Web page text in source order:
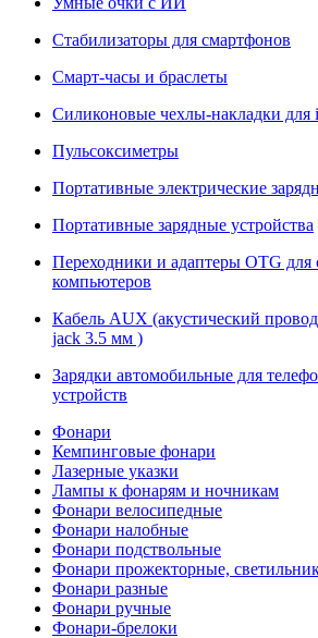
Стабилизаторы для смартфонов
Смарт-часы и браслеты
Силиконовые чехлы-накладки для
Пульсоксиметры
Портативные электрические
Портативные зарядные устройства
Переходники и адаптеры OTG для
компьютеров
Кабель AUX (акустический
jack 3.5 мм )
Зарядки автомобильные для
устройств
Фонари
Кемпинговые фонари
Лазерные указки
Лампы к фонарям и ночникам
Фонари велосипедные
Фонари налобные
Фонари подствольные
Фонари прожекторные,
Фонари разные
Фонари ручные
Фонари-брелоки